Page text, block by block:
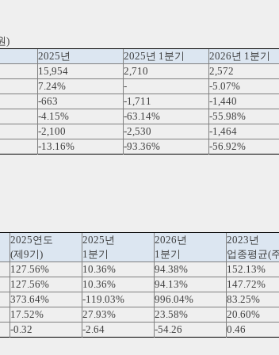
2025년 2025년 1분기
2026년 1분기
15,954 2,710
2,572
7.24% -
-5.07%
-663 -1,711
-1,440
-4.15% -63.14%
-55.98%
-2,100 -2,530
-1,464
-13.16% -93.36% -56.92%
2025연도 2025년 2026년
2023년
(제9기) 1분기 1분기
업종평균(
127.56% 10.36% 94.38%
152.13%
127.56% 10.36% 94.13%
147.72%
373.64% -119.03% 996.04%
83.25%
17.52% 27.93% 23.58%
20.60%
-0.32 -2.64 -54.26 0.46